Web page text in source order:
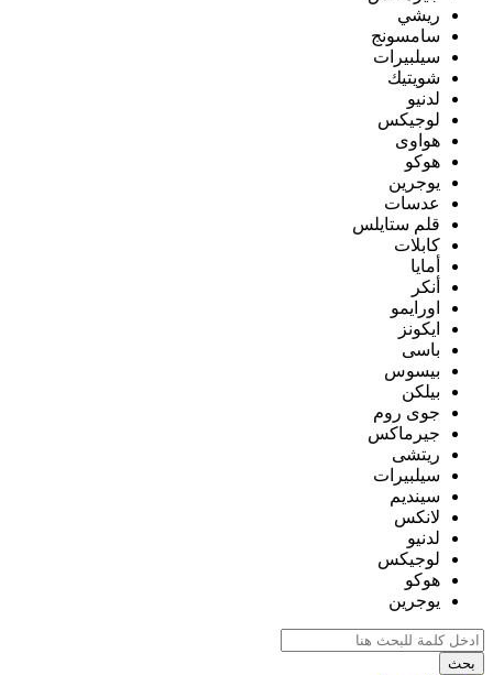
ريشي
سامسونج
سيلبيرات
شويتيك
لدنيو
لوجيكس
هواوى
هوكو
يوجرين
عدسات
قلم ستايلس
كابلات
أمايا
أنكر
اورايمو
ايكونز
باسى
بيسوس
بيلكن
جوى روم
جيرماكس
ريتشى
سيلبيرات
سينديم
لانكس
لدنيو
لوجيكس
هوكو
يوجرين
بحث